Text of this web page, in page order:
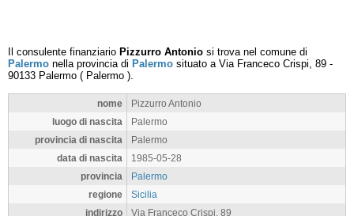
Il consulente finanziario Pizzurro Antonio si trova nel comune di
Palermo nella provincia di Palermo situato a Via Franceco Crispi, 89 -
90133 Palermo ( Palermo ).
nome
Pizzurro Antonio
luogo di nascita
Palermo
provincia di nascita
Palermo
data di nascita
1985-05-28
provincia
Palermo
regione
Sicilia
indirizzo
Via Franceco Crispi, 89